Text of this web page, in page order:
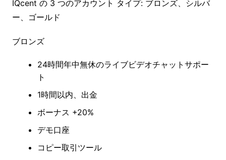
IQcent の 3 つのアカウント タイプ: ブロンズ、シルバ
ー、ゴールド
ブロンズ
24時間年中無休のライブビデオチャットサポー
ト
1時間以内、出金
ボーナス +20%
デモ口座
コピー取引ツール